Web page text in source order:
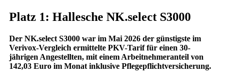
Platz 1: Hallesche NK.select S3000
Der NK.select S3000 war im Mai 2026 der günstigste im
Verivox-Vergleich ermittelte PKV-Tarif für einen 30-
jährigen Angestellten, mit einem Arbeitnehmeranteil von
142,03 Euro im Monat inklusive Pflegepflichtversicherung.